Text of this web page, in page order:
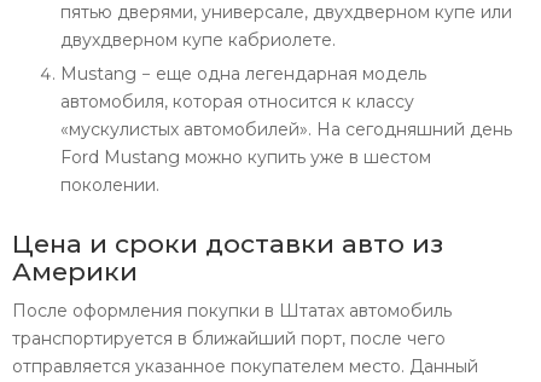
пятью дверями, универсале, двухдверном купе или
двухдверном купе кабриолете.
Mustang − еще одна легендарная модель
автомобиля, которая относится к классу
«мускулистых автомобилей». На сегодняшний день
Ford Mustang можно купить уже в шестом
поколении.
Цена и сроки доставки авто из
Америки
После оформления покупки в Штатах автомобиль
транспортируется в ближайший порт, после чего
отправляется указанное покупателем место. Данный